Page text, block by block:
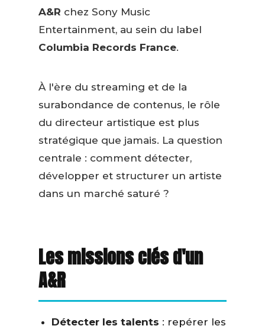
A&R chez Sony Music
Entertainment, au sein du label
Columbia Records France.
À l'ère du streaming et de la
surabondance de contenus, le rôle
du directeur artistique est plus
stratégique que jamais. La question
centrale : comment détecter,
développer et structurer un artiste
dans un marché saturé ?
Les missions clés d'un
A&R
Détecter les talents : repérer les